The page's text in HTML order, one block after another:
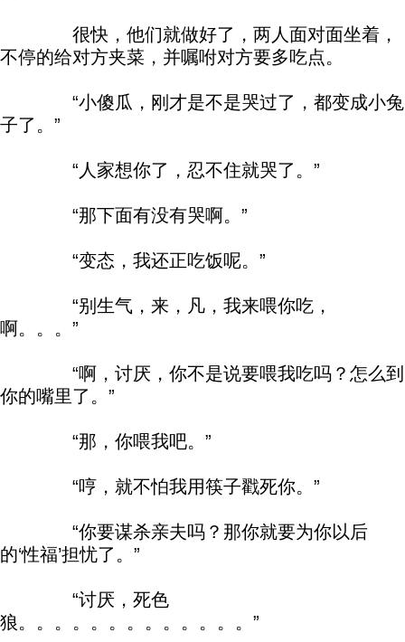
很快，他们就做好了，两人面对面坐着，
不停的给对方夹菜，并嘱咐对方要多吃点。
“小傻瓜，刚才是不是哭过了，都变成小兔
子了。”
“人家想你了，忍不住就哭了。”
“那下面有没有哭啊。”
“变态，我还正吃饭呢。”
“别生气，来，凡，我来喂你吃，
啊。。。”
“啊，讨厌，你不是说要喂我吃吗？怎么到
你的嘴里了。”
“那，你喂我吧。”
“哼，就不怕我用筷子戳死你。”
“你要谋杀亲夫吗？那你就要为你以后
的‘性福’担忧了。”
“讨厌，死色
狼。。。。。。。。。。。。。”